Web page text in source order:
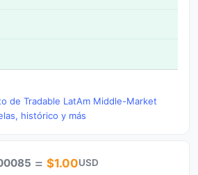
de Tradable LatAm Middle-Market
histórico y más
= $1.00USD